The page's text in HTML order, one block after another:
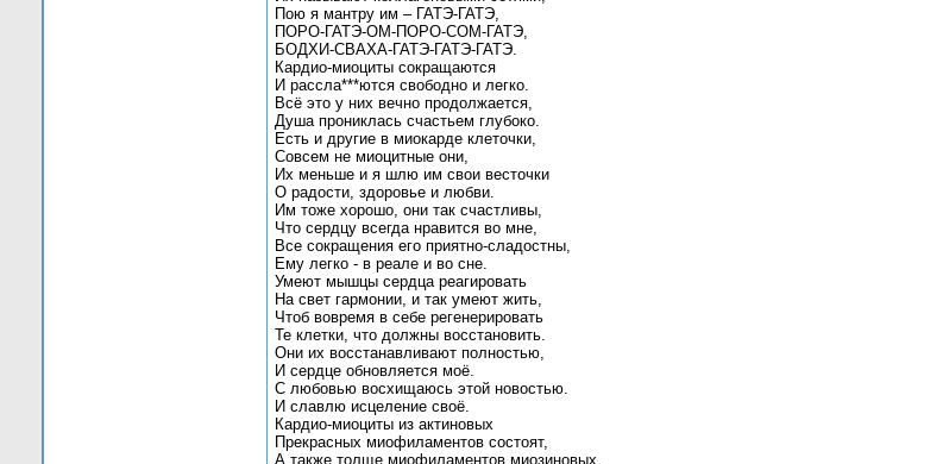
Пою я мантру им – ГАТЭ-ГАТЭ,
ПОРО-ГАТЭ-ОМ-ПОРО-СОМ-ГАТЭ,
БОДХИ-СВАХА-ГАТЭ-ГАТЭ-ГАТЭ.
Кардио-миоциты сокращаются
И рассла***ются свободно и легко.
Всё это у них вечно продолжается,
Душа прониклась счастьем глубоко.
Есть и другие в миокарде клеточки,
Совсем не миоцитные они,
Их меньше и я шлю им свои весточки
О радости, здоровье и любви.
Им тоже хорошо, они так счастливы,
Что сердцу всегда нравится во мне,
Все сокращения его приятно-сладостны,
Ему легко - в реале и во сне.
Умеют мышцы сердца реагировать
На свет гармонии, и так умеют жить,
Чтоб вовремя в себе регенерировать
Те клетки, что должны восстановить.
Они их восстанавливают полностью,
И сердце обновляется моё.
С любовью восхищаюсь этой новостью.
И славлю исцеление своё.
Кардио-миоциты из актиновых
Прекрасных миофиламентов состоят,
А также толще миофиламентов миозиновых,